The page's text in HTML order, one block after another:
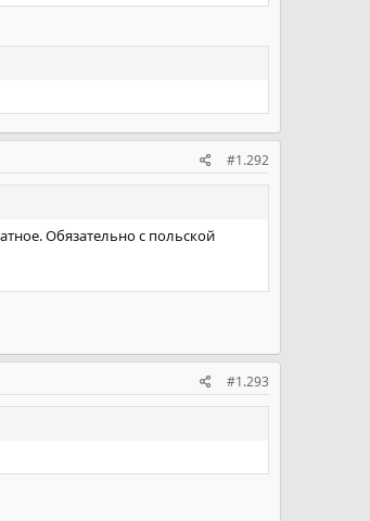
#1.292
Обязательно с польской
#1.293